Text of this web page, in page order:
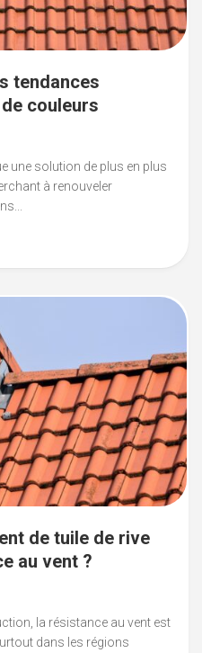
tendances
couleurs
une solution de plus en plus
à renouveler
de tuile de rive
au vent ?
la résistance au vent est
dans les régions